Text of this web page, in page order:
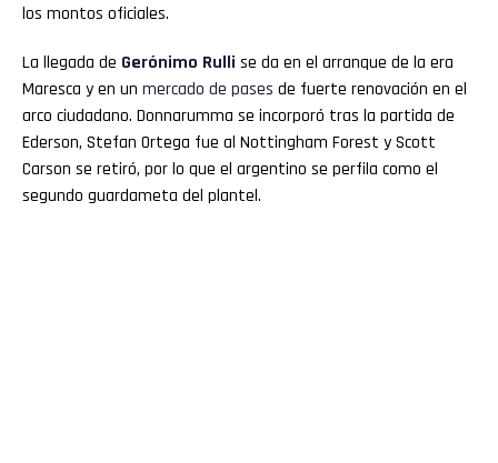
los montos oficiales.
La llegada de Gerónimo Rulli se da en el arranque de la era
Maresca y en un mercado de pases de fuerte renovación en el
arco ciudadano. Donnarumma se incorporó tras la partida de
Ederson, Stefan Ortega fue al Nottingham Forest y Scott
Carson se retiró, por lo que el argentino se perfila como el
segundo guardameta del plantel.